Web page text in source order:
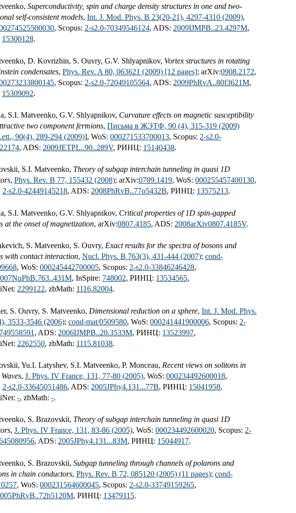
Superconductivity, spin and charge density structures in one and two-
self-consistent models, Int. J. Mod. Phys. B 23(20-21), 4297-4310 (2009),
, Scopus: 2-s2.0-70349546124, ADS: 2009IJMPB..23.4297M,
15300128.
D. Kovrizhin, S. Ouvry, G.V. Shlyapnikov, Vortex structures in rotating
condensates, Phys. Rev. A 80, 063621 (2009) [12 pages]; arXiv:0908.2172,
, Scopus: 2-s2.0-72049105564, ADS: 2009PhRvA..80f3621M,
15309092.
S.I. Matveenko, G.V. Shlyapnikov, Curvature effects on magnetic susceptibility
two component fermions, Письма в ЖЭТФ, 90 (4), 315-319 (2009)
90(4), 289-294 (2009)], WoS: 000271533700013, Scopus: 2-s2.0-
, ADS: 2009JETPL..90..289V, РИНЦ: 15140438.
S.I. Matveenko, Theory of subgap interchain tunneling in quasi 1D
, Phys. Rev. B 77, 155432 (2008); arXiv:0709.1419, WoS: 000255457400130,
2-s2.0-42449145218, ADS: 2008PhRvB..77o5432B, РИНЦ: 13575213.
S.I. Matveenko, G.V. Shlyapnikov, Critical properties of 1D spin-gapped
at the onset of magnetization, arXiv:0807.4185, ADS: 2008arXiv0807.4185V.
S. Matveenko, S. Ouvry, Exact results for the spectra of bosons and
with contact interaction, Nucl. Phys. B 763(3), 431-444 (2007); cond-
, WoS: 000245442700005, Scopus: 2-s2.0-33846246428,
, InSpire: 748002, РИНЦ: 13534565,
2299122, zbMath: 1116.82004.
S. Ouvry, S. Matveenko, Dimensional reduction on a sphere, Int. J. Mod. Phys.
3533-3546 (2006); cond-mat/0509580, WoS: 000241441900006, Scopus: 2-
, ADS: 2006IJMPB..20.3533M, РИНЦ: 13523997,
2262550, zbMath: 1115.81038.
Yu.I. Latyshev, S.I. Matveenko, P. Monceau, Recent views on solitons in
, J. Phys. IV France, 131, 77-80 (2005), WoS: 000234492600018,
2-s2.0-33645051486, ADS: 2005JPhy4.131...77B, РИНЦ: 15041958,
-, zbMath: -.
S. Brazovskii, Theory of subgap interchain tunneling in quasi 1D
, J. Phys. IV France, 131, 83-86 (2005), WoS: 000234492600020, Scopus: 2-
, ADS: 2005JPhy4.131...83M, РИНЦ: 15044917.
S. Brazovskii, Subgap tunneling through channels of polarons and
in chain conductors, Phys. Rev. B 72, 085120 (2005) (11 pages); cond-
, WoS: 000231564600045, Scopus: 2-s2.0-33749159265,
, РИНЦ: 13479115.